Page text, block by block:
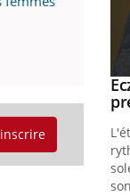
de type 2
chez les
les soignants.